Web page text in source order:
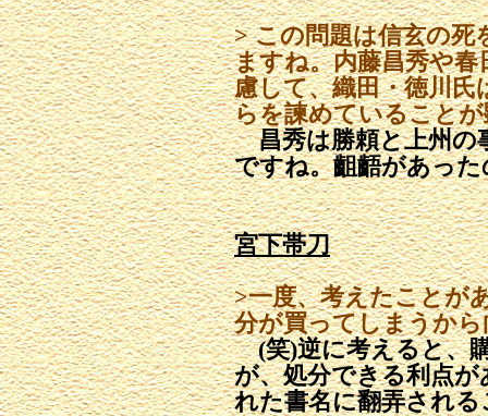
> この問題は信玄の死
ますね。内藤昌秀や
慮して、織田・徳川
らを諫めていること
昌秀は勝頼と上州の
ですね。齟齬があっ
宮下帯刀
>一度、考えたことが
分が買ってしまうから
(笑)逆に考えると、
が、処分できる利点
れた書名に翻弄され